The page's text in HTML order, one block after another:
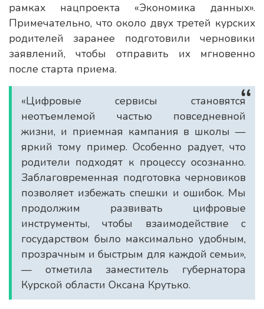
рамках нацпроекта «Экономика данных».
Примечательно, что около двух третей курских
родителей заранее подготовили черновики
заявлений, чтобы отправить их мгновенно
после старта приема.
«Цифровые сервисы становятся
неотъемлемой частью повседневной
жизни, и приемная кампания в школы —
яркий тому пример. Особенно радует, что
родители подходят к процессу осознанно.
Заблаговременная подготовка черновиков
позволяет избежать спешки и ошибок. Мы
продолжим развивать цифровые
инструменты, чтобы взаимодействие с
государством было максимально удобным,
прозрачным и быстрым для каждой семьи»,
— отметила заместитель губернатора
Курской области Оксана Крутько.